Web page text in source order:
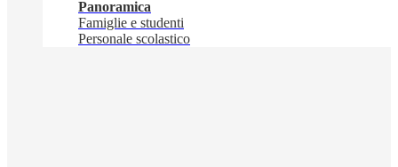
Panoramica
Famiglie e studenti
Personale scolastico